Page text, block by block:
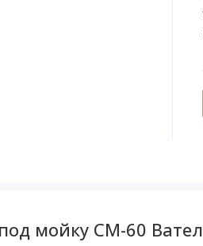
мойку СМ-60